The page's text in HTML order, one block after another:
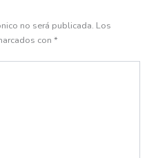
no será publicada. Los
con *